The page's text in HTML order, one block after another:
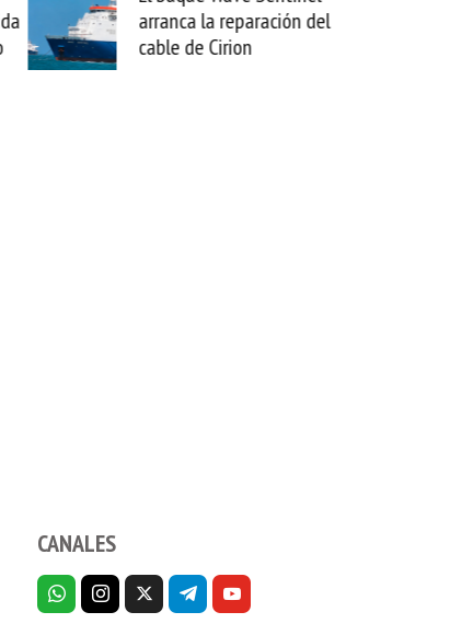
arranca la reparación del
cable de Cirion
CANALES